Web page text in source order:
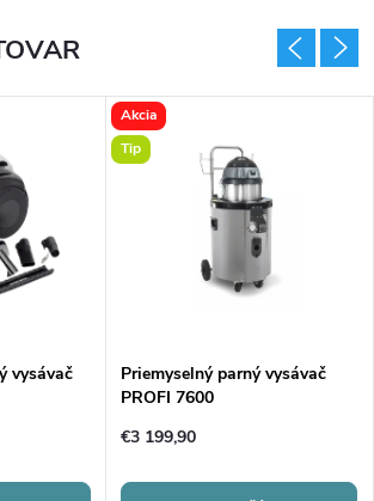
vysávač
Akcia
Tip
Priemyselný parný vysávač
PROFI 7600
€3 199,90